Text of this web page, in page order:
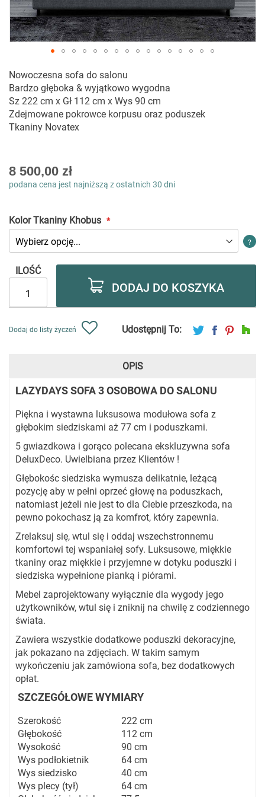
na
początek
galerii
Nowoczesna sofa do salonu
Bardzo głęboka & wyjątkowo wygodna
Sz 222 cm x Gł 112 cm x Wys 90 cm
Zdejmowane pokrowce korpusu oraz poduszek
Tkaniny Novatex
As
low
8 500,00 zł
podana cena jest najniższą z ostatnich 30 dni
Kolor Tkaniny Khobus
?
ILOŚĆ
DODAJ DO KOSZYKA
Dodaj do listy życzeń Udostępnij To:
OPIS
LAZYDAYS SOFA 3 OSOBOWA DO SALONU
Piękna i wystawna luksusowa modułowa sofa z
głębokim siedziskami aż 77 cm i poduszkami.
5 gwiazdkowa i gorąco polecana ekskluzywna sofa
DeluxDeco. Uwielbiana przez Klientów !
Głębokośc siedziska wymusza delikatnie, leżącą
pozycję aby w pełni oprzeć głowę na poduszkach,
natomiast jeżeli nie jest to dla Ciebie przeszkoda, na
pewno pokochasz ją za komfrot, który zapewnia.
Zrelaksuj się, wtul się i oddaj wszechstronnemu
komfortowi tej wspaniałej sofy. Luksusowe, miękkie
tkaniny oraz miękkie i przyjemne w dotyku poduszki i
siedziska wypełnione pianką i piórami.
Mebel zaprojektowany wyłącznie dla wygody jego
użytkowników, wtul się i zniknij na chwilę z codziennego
świata.
Zawiera wszystkie dodatkowe poduszki dekoracyjne,
jak pokazano na zdjęciach. W takim samym
wykończeniu jak zamówiona sofa, bez dodatkowych
opłat.
SZCZEGÓŁOWE WYMIARY
Szerokość
222 cm
Głębokość
112 cm
Wysokość
90 cm
Wys podłokietnik
64 cm
Wys siedzisko
40 cm
Wys plecy (tył)
64 cm